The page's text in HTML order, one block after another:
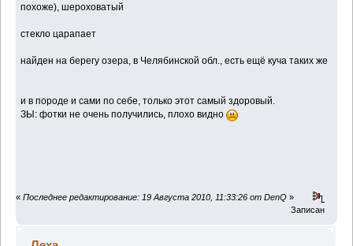
похоже), шероховатый
стекло царапает
найден на берегу озера, в Челябинской обл., есть ещё куча таких же
и в породе и сами по себе, только этот самый здоровый.
ЗЫ: фотки не очень получились, плохо видно
« Последнее редактирование: 19 Августа 2010, 11:33:26 от DenQ »
Записан